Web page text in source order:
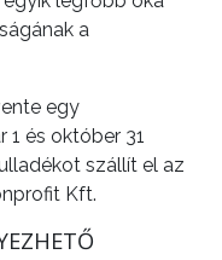
a
egy
és október 31
szállít el az
Kft.